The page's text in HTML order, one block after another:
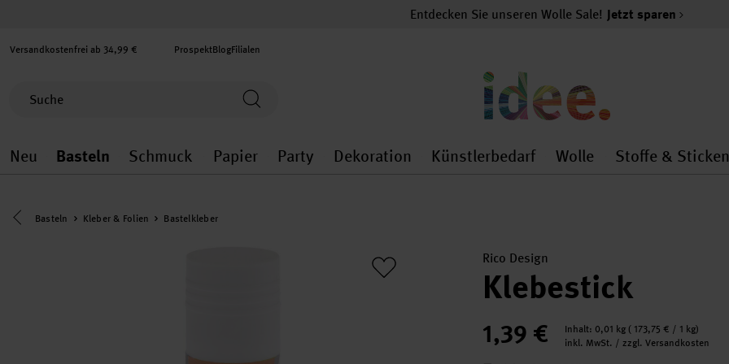
Entdecken Sie unseren Wolle Sale! Jetzt sparen
Versandkostenfrei ab 34,99 € ProspektBlogFilialen
Neu
Neu general.openMenu
Basteln
Basteln general.openMenu
Schmuck
Schmuck general.openMenu
Papier
Papier general.openMenu
Party
Party general.openMenu
Dekoration
Dekoration general.openMenu
Künstlerbedarf
Künstlerbedarf
Wolle
Wolle
Stoffe & Sticken
Eine Kategorie zurück navigieren
Basteln Kleber & Folien Bastelkleber
Rico Design
Klebestick
1,39 € Inhalt: 0,01 kg ( 173,75 € / 1 kg)
inkl. MwSt. / zzgl. Versandkosten